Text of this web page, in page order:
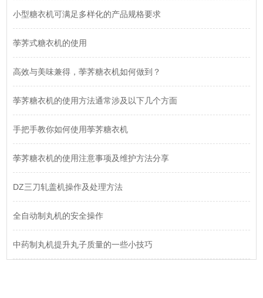
小型糖衣机可满足多样化的产品规格要求
荸荠式糖衣机的使用
高效与美味兼得，荸荠糖衣机如何做到？
荸荠糖衣机的使用方法通常涉及以下几个方面
手把手教你如何使用荸荠糖衣机
荸荠糖衣机的使用注意事项及维护方法分享
DZ三刀轧盖机操作及处理方法
全自动制丸机的安全操作
中药制丸机提升丸子质量的一些小技巧